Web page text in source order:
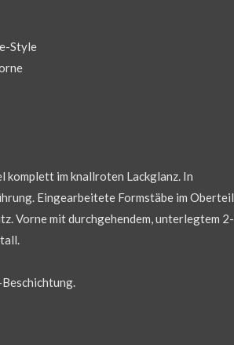
Style
komplett im knallroten Lackglanz. In
Eingearbeitete Formstäbe im Oberteil
Vorne mit durchgehendem, unterlegtem 2-